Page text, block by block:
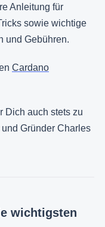
Anleitung für
sowie wichtige
und Gebühren.
Cardano
Dich auch stets zu
Gründer Charles
wichtigsten